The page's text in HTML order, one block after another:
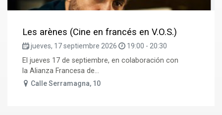
Les arènes (Cine en francés en V.O.S.)
jueves, 17 septiembre 2026 19:00 - 20:30
El jueves 17 de septiembre, en colaboración con
la Alianza Francesa de...
Calle Serramagna, 10